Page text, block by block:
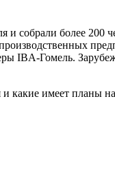
собрали более 200
IBA-Гомель.
какие имеет планы